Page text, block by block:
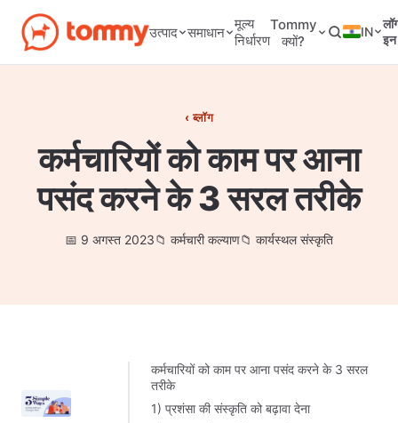
उत्पाद समाधान
मूल्य
निर्धारण
Tommy
क्यों?
IN
इन
ब्लॉग
कर्मचारियों को काम पर आना
पसंद करने के 3 सरल तरीके
9 अगस्त 2023 कर्मचारी कल्याण कार्यस्थल संस्कृति
कर्मचारियों को काम पर आना पसंद करने के 3 सरल
तरीके
1) प्रशंसा की संस्कृति को बढ़ावा देना